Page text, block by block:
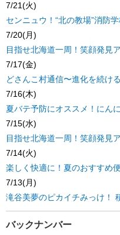
7/21(火)
センニュウ！“北の教場”消防
7/20(月)
目指せ北海道一周！笑顔発見
7/17(金)
どさんこ村通信〜進化を続け
7/16(木)
夏バテ予防にオススメ！にん
7/15(水)
目指せ北海道一周！笑顔発見
7/14(火)
楽しく快適に！夏のおすすめ
7/13(月)
滝谷美夢のピカイチみっけ！
バックナンバー